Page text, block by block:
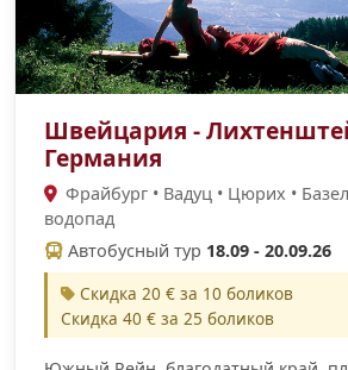
Швейцария -
Германия
Фрайбург • Вадуц • Цюрих •
водопад
Автобусный тур 18.09 - 20.09.26
Скидка 20 € за 10 боликов
Скидка 40 € за 25 боликов